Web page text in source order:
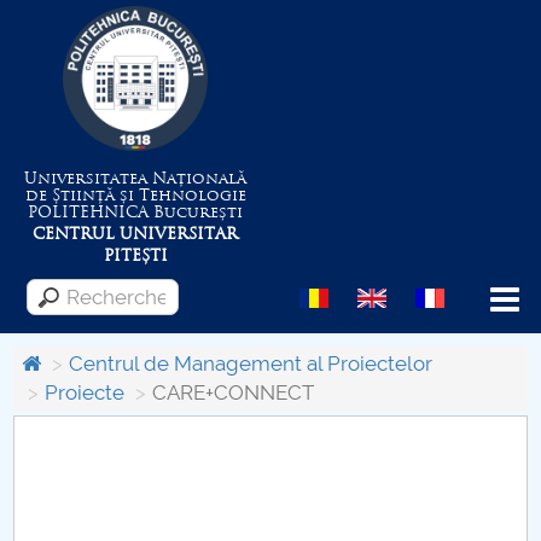
Universitatea Națională
de Știință și Tehnologie
POLITEHNICABucurești
CENTRUL UNIVERSITAR
PITEȘTI
Menu
Despre Universitate
Centrul de Management al Proiectelor
Proiecte
CARE+CONNECT